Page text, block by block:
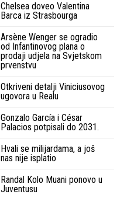
Chelsea doveo Valentina
Barca iz Strasbourga
Arsène Wenger se ogradio
od Infantinovog plana o
prodaji udjela na Svjetskom
prvenstvu
Otkriveni detalji Viniciusovog
ugovora u Realu
Gonzalo García i César
Palacios potpisali do 2031.
Hvali se milijardama, a još
nas nije isplatio
Randal Kolo Muani ponovo u
Juventusu